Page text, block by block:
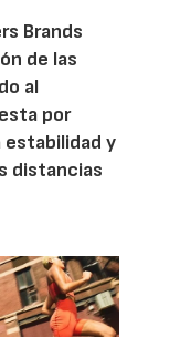
Brands
de las
al
por
estabilidad y
distancias